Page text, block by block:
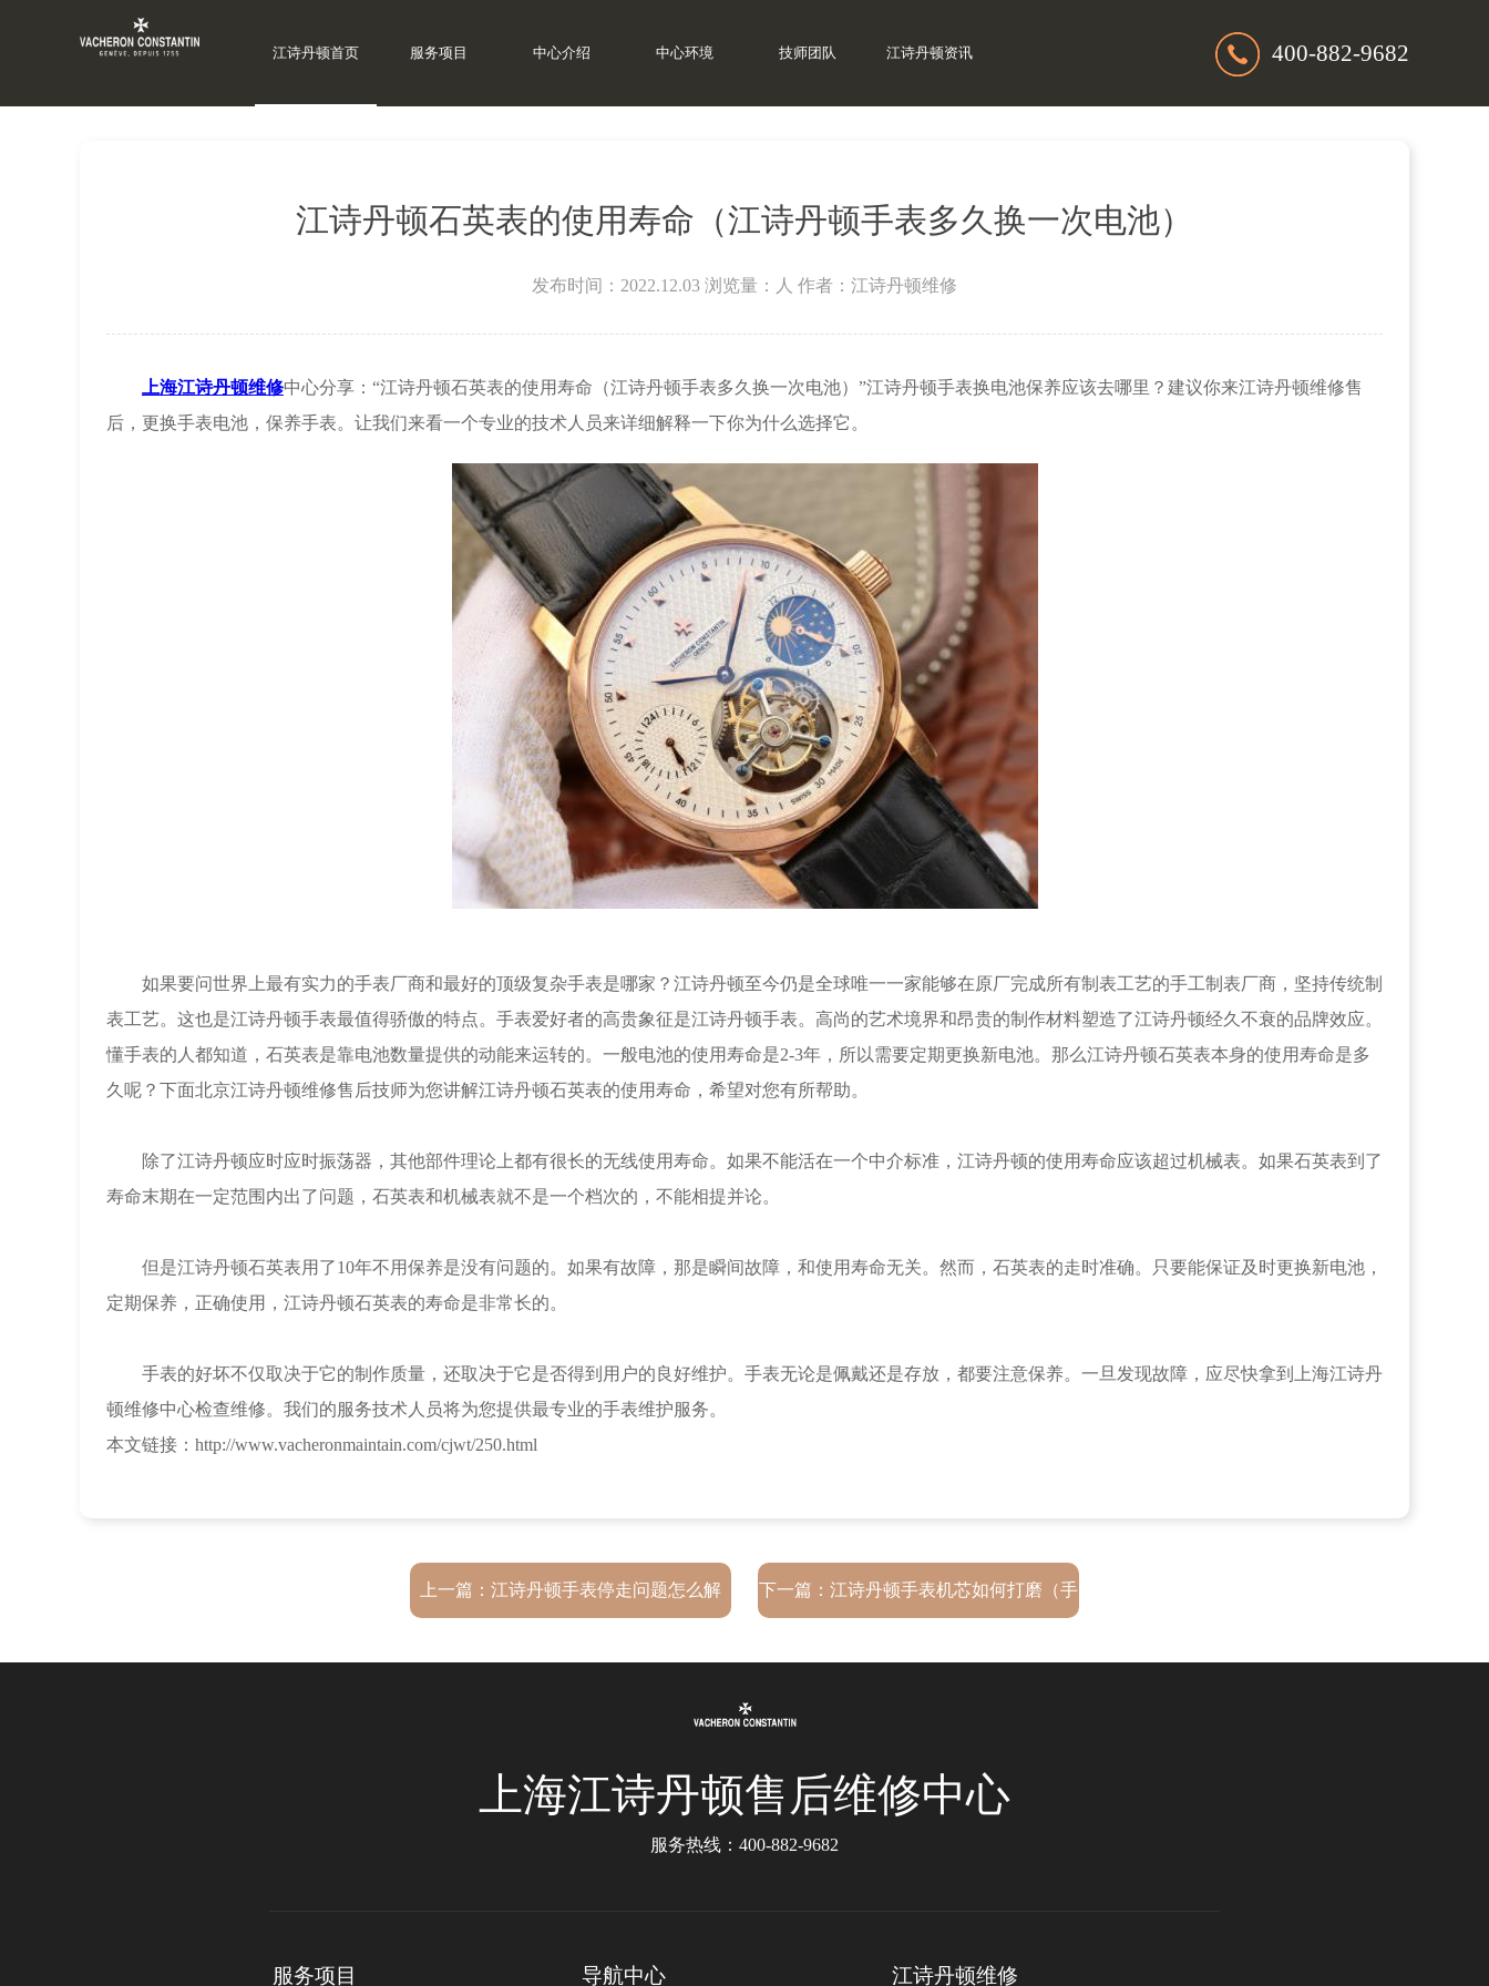
江诗丹顿首页 服务项目 中心介绍 中心环境 技师团队 江诗丹顿资讯 400-882-9682
江诗丹顿石英表的使用寿命（江诗丹顿手表多久换一次电池）
发布时间：2022.12.03 浏览量： 人 作者：江诗丹顿维修
上海江诗丹顿维修中心分享：“江诗丹顿石英表的使用寿命（江诗丹顿手表多久换一次电池）”江诗丹顿手表换电池保养应该去哪里？建议你来江诗丹顿维修售
后，更换手表电池，保养手表。让我们来看一个专业的技术人员来详细解释一下你为什么选择它。
如果要问世界上最有实力的手表厂商和最好的顶级复杂手表是哪家？江诗丹顿至今仍是全球唯一一家能够在原厂完成所有制表工艺的手工制表厂商，坚持传统制
表工艺。这也是江诗丹顿手表最值得骄傲的特点。手表爱好者的高贵象征是江诗丹顿手表。高尚的艺术境界和昂贵的制作材料塑造了江诗丹顿经久不衰的品牌效应。
懂手表的人都知道，石英表是靠电池数量提供的动能来运转的。一般电池的使用寿命是2-3年，所以需要定期更换新电池。那么江诗丹顿石英表本身的使用寿命是多
久呢？下面北京江诗丹顿维修售后技师为您讲解江诗丹顿石英表的使用寿命，希望对您有所帮助。
除了江诗丹顿应时应时振荡器，其他部件理论上都有很长的无线使用寿命。如果不能活在一个中介标准，江诗丹顿的使用寿命应该超过机械表。如果石英表到了
寿命末期在一定范围内出了问题，石英表和机械表就不是一个档次的，不能相提并论。
但是江诗丹顿石英表用了10年不用保养是没有问题的。如果有故障，那是瞬间故障，和使用寿命无关。然而，石英表的走时准确。只要能保证及时更换新电池，
定期保养，正确使用，江诗丹顿石英表的寿命是非常长的。
手表的好坏不仅取决于它的制作质量，还取决于它是否得到用户的良好维护。手表无论是佩戴还是存放，都要注意保养。一旦发现故障，应尽快拿到上海江诗丹
顿维修中心检查维修。我们的服务技术人员将为您提供最专业的手表维护服务。
本文链接：http://www.vacheronmaintain.com/cjwt/250.html
上一篇： 江诗丹顿手表停走问题怎么解 下一篇：江诗丹顿手表机芯如何打磨（手
上海江诗丹顿售后维修中心
服务热线： 400-882-9682
服务项目 导航中心 江诗丹顿维修